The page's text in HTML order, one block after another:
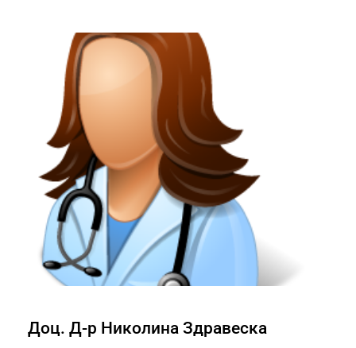
Доц. Д-р Николина Здравеска